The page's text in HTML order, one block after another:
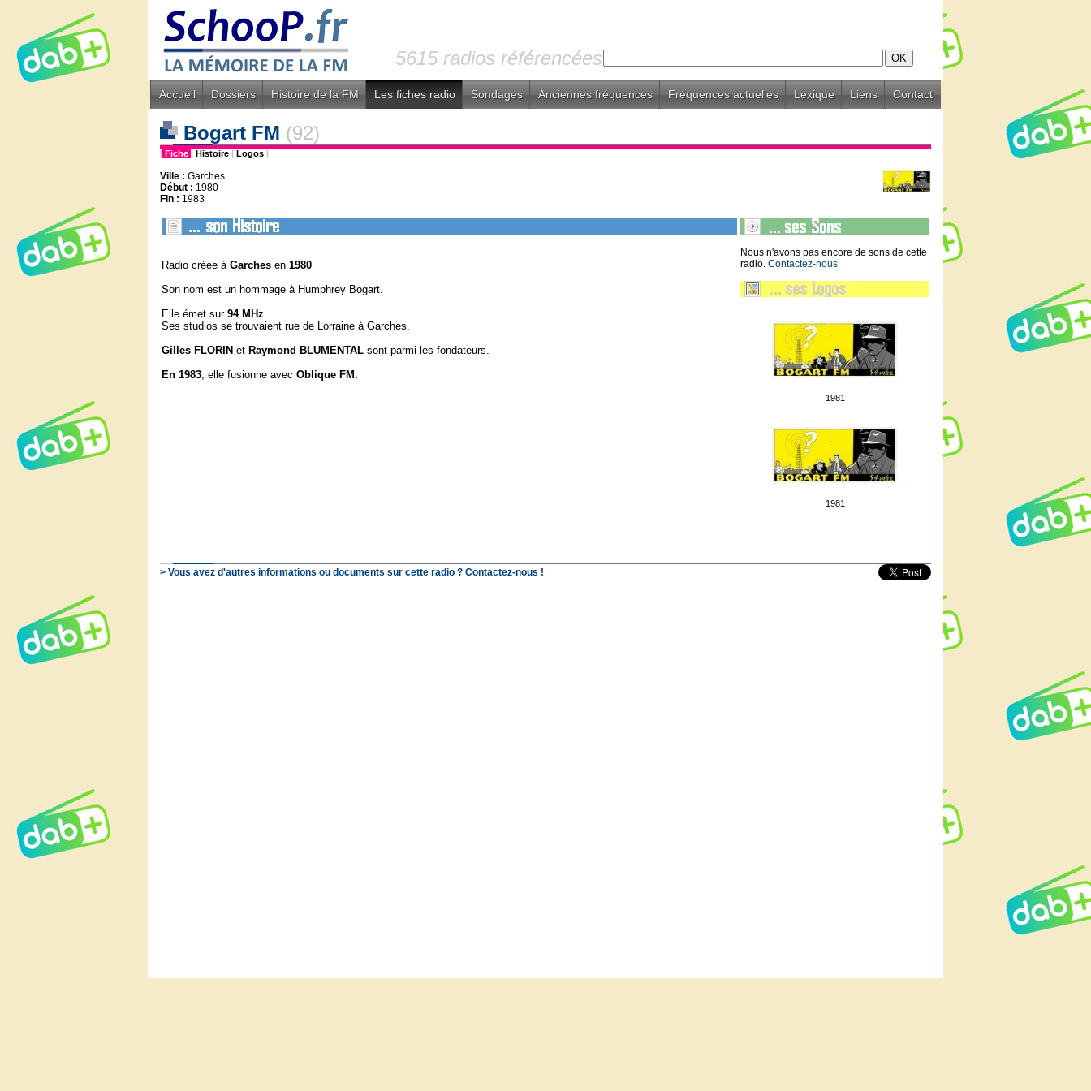
5615 radios référencées
Accueil Dossiers Histoire de la FM Les fiches radio Sondages Anciennes fréquences Fréquences actuelles Lexique Liens Contact
Bogart FM (92)
| Fiche | Histoire | Logos |
Ville : Garches
Début : 1980
Fin : 1983
Radio créée à Garches en 1980
Son nom est un hommage à Humphrey Bogart.
Elle émet sur 94 MHz.
Ses studios se trouvaient rue de Lorraine à Garches.
Gilles FLORIN et Raymond BLUMENTAL sont parmi les fondateurs.
En 1983, elle fusionne avec Oblique FM.
Nous n'avons pas encore de sons de cette
radio. Contactez-nous
1981
1981
> Vous avez d'autres informations ou documents sur cette radio ? Contactez-nous !